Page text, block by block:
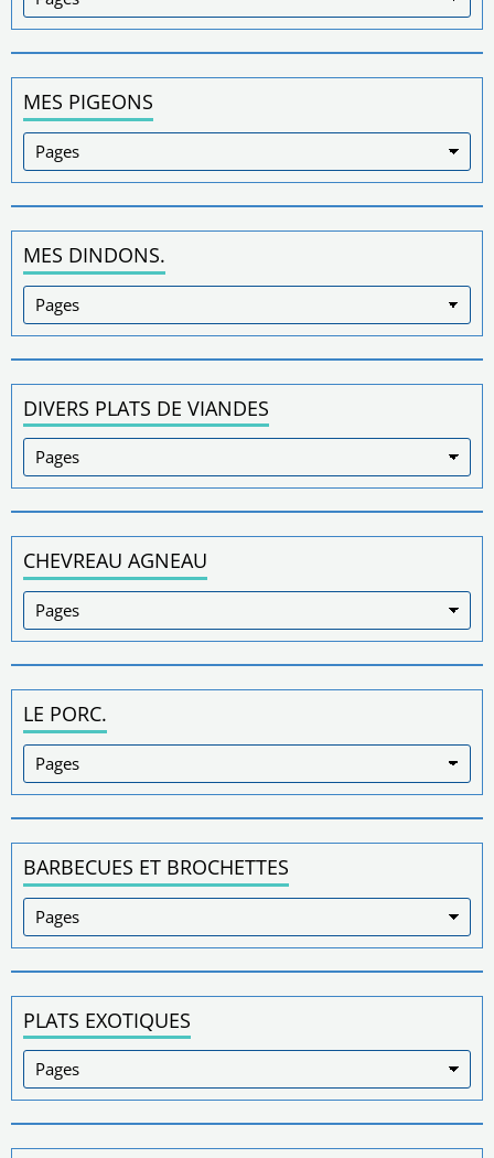
MES PIGEONS
MES DINDONS.
DIVERS PLATS DE VIANDES
CHEVREAU AGNEAU
LE PORC.
BARBECUES ET BROCHETTES
PLATS EXOTIQUES